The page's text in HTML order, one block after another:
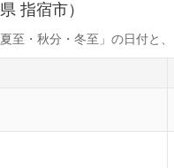
指宿市）
至・秋分・冬至」の日付と